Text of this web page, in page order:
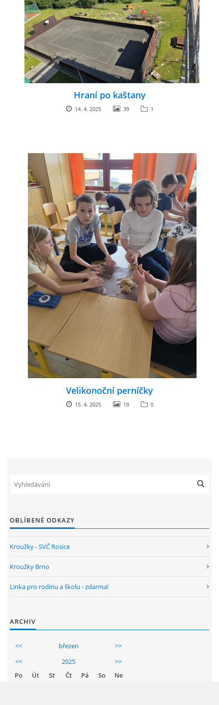
Hraní po kaštany
14. 4. 2025 39 1
Velikonoční perníčky
15. 4. 2025 19 0
OBLÍBENÉ ODKAZY
Kroužky - SVČ Rosice
Kroužky Brno
Linka pro rodinu a školu - zdarma!
ARCHIV
<< březen
>>
<<
2025
>>
Po
Út St Čt Pá So
Ne